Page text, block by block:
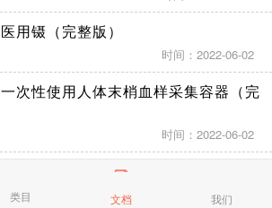
用镊（完整版）
时间：2022-06-02
次性使用人体末梢血样采集容器（完
时间：2022-06-02
60601-2-49 :2001 医用电气设备 第
者监护设备安全专用要求（完整版）
类目 文档 我们